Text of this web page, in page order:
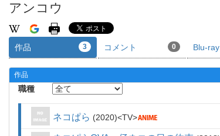
アンコウ
作品 3 コメント 0 Blu-ray
作品
職種
ネコぱら 2020 TV